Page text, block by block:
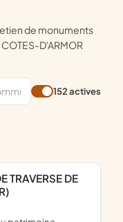
D'ARMOR
152 actives